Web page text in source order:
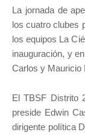
La jornada de
los cuatro clubes
los equipos La
inauguración, y
Carlos y Mauricio
El TBSF Distrito
preside Edwin
dirigente política